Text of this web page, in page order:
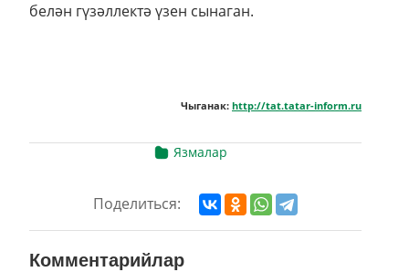
белән гүзәллектә үзен сынаган.
Чыганак: http://tat.tatar-inform.ru
Язмалар
Поделиться:
Комментарийлар